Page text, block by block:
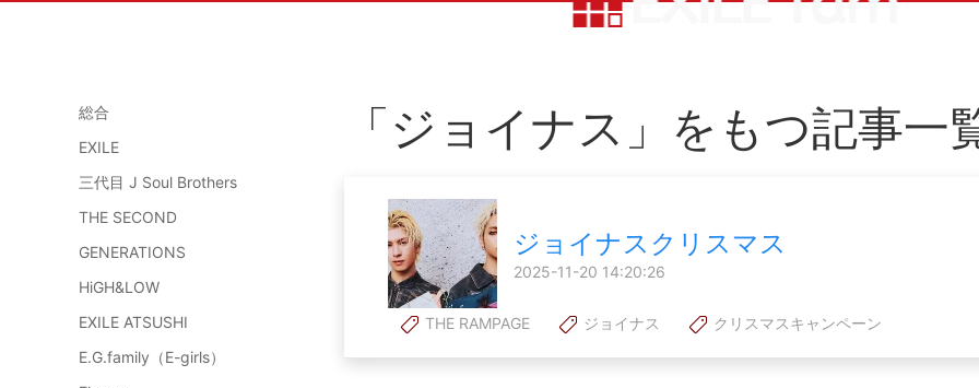
総合
EXILE
三代目 J Soul Brothers
THE SECOND
GENERATIONS
HiGH&LOW
EXILE ATSUSHI
E.G.family（E-girls）
「ジョイナス」をもつ記事一
ジョイナスクリスマス
2025-11-20 14:20:26
THE RAMPAGE ジョイナス クリスマスキャンペーン